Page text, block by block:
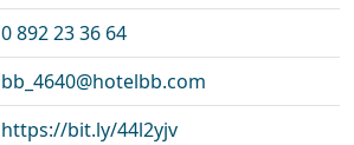
0 892 23 36 64
bb_4640@hotelbb.com
https://bit.ly/44l2yjv